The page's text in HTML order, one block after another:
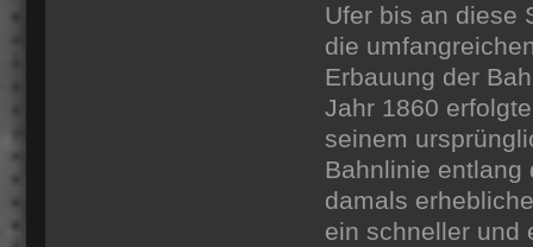
Ufer bis an diese
die
Erbauung der
Jahr 1860
seinem
Bahnlinie entlang
damals
ein schneller und